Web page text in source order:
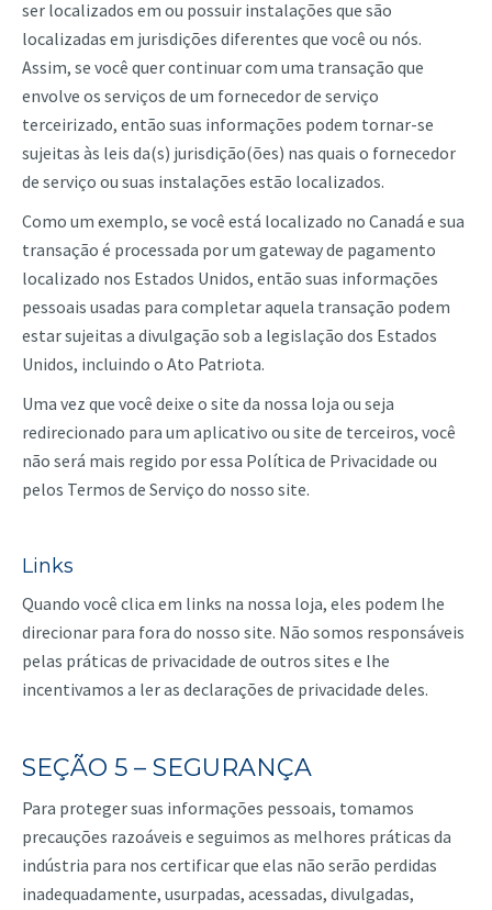
ser localizados em ou possuir instalações que são
localizadas em jurisdições diferentes que você ou nós.
Assim, se você quer continuar com uma transação que
envolve os serviços de um fornecedor de serviço
terceirizado, então suas informações podem tornar-se
sujeitas às leis da(s) jurisdição(ões) nas quais o fornecedor
de serviço ou suas instalações estão localizados.
Como um exemplo, se você está localizado no Canadá e sua
transação é processada por um gateway de pagamento
localizado nos Estados Unidos, então suas informações
pessoais usadas para completar aquela transação podem
estar sujeitas a divulgação sob a legislação dos Estados
Unidos, incluindo o Ato Patriota.
Uma vez que você deixe o site da nossa loja ou seja
redirecionado para um aplicativo ou site de terceiros, você
não será mais regido por essa Política de Privacidade ou
pelos Termos de Serviço do nosso site.
Links
Quando você clica em links na nossa loja, eles podem lhe
direcionar para fora do nosso site. Não somos responsáveis
pelas práticas de privacidade de outros sites e lhe
incentivamos a ler as declarações de privacidade deles.
SEÇÃO 5 – SEGURANÇA
Para proteger suas informações pessoais, tomamos
precauções razoáveis e seguimos as melhores práticas da
indústria para nos certificar que elas não serão perdidas
inadequadamente, usurpadas, acessadas, divulgadas,